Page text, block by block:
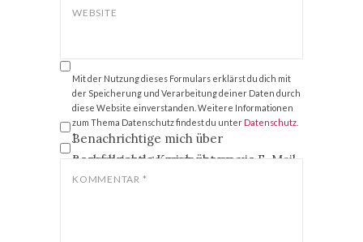
WEBSITE
Mit der Nutzung dieses Formulars erklärst du dich mit
der Speicherung und Verarbeitung deiner Daten durch
diese Website einverstanden. Weitere Informationen
zum Thema Datenschutz findest du unter Datenschutz
*
Benachrichtige mich über
nachfolgende Kommentare via E-Mail.
Benachrichtige mich über neue
Beiträge via E-Mail.
KOMMENTAR *